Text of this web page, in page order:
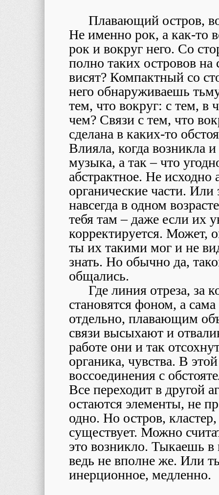
Плавающий остров,
Не именно рок, а как-то
рок и вокруг него. Со
полно таких островов на
висят? Компактный со
него обнаруживаешь
тем, что вокруг: с тем, в
чем? Связи с тем, что
сделана в каких-то
Влияла, когда возникла
музыка, а так – что
абстрактное. Не исходно
органические части.
навсегда в одном
тебя там – даже если их
корректируется. Может,
ты их такими мог и не
знать. Но обычно да,
общались.
Где линия отреза, за
становятся фоном, а
отдельно, плавающим
связи высыхают и
работе они и так
органика, чувства. В
воссоединения с
Все переходит в другой
остаются элементы, не
одно. Но остров,
существует. Можно
это возникло. Тыкаешь в
ведь не вполне же. Или
инерционное, медленно.